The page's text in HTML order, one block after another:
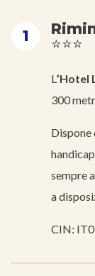
1
⭐⭐⭐
L’Hotel
300
Dispone
sempre
a
CIN: